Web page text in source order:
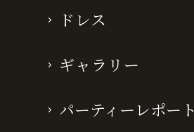
ドレス
ギャラリー
パーティーレポート